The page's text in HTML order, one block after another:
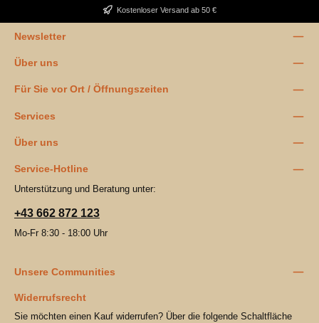
Kostenloser Versand ab 50 €
Newsletter
Über uns
Für Sie vor Ort / Öffnungszeiten
Services
Über uns
Service-Hotline
Unterstützung und Beratung unter:
+43 662 872 123
Mo-Fr 8:30 - 18:00 Uhr
Unsere Communities
Widerrufsrecht
Sie möchten einen Kauf widerrufen? Über die folgende Schaltfläche